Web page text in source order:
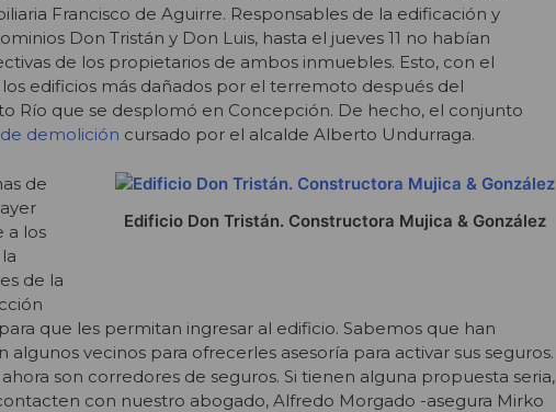
Francisco de Aguirre. Responsables de la edificación y
Don Tristán y Don Luis, hasta el jueves 11 no habían
de los propietarios de ambos inmuebles. Esto, con el
edificios más dañados por el terremoto después del
Río que se desplomó en Concepción. De hecho, el conjunto
demolición cursado por el alcalde Alberto Undurraga.
Edificio Don Tristán. Constructora Mujica & González
de
a los
de la
que les permitan ingresar al edificio. Sabemos que han
vecinos para ofrecerles asesoría para activar sus seguros.
son corredores de seguros. Si tienen alguna propuesta seria,
con nuestro abogado, Alfredo Morgado -asegura Mirko